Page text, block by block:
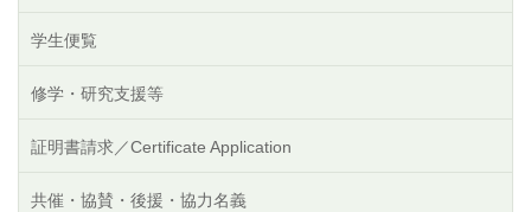
学生便覧
修学・研究支援等
証明書請求／Certificate Application
共催・協賛・後援・協力名義